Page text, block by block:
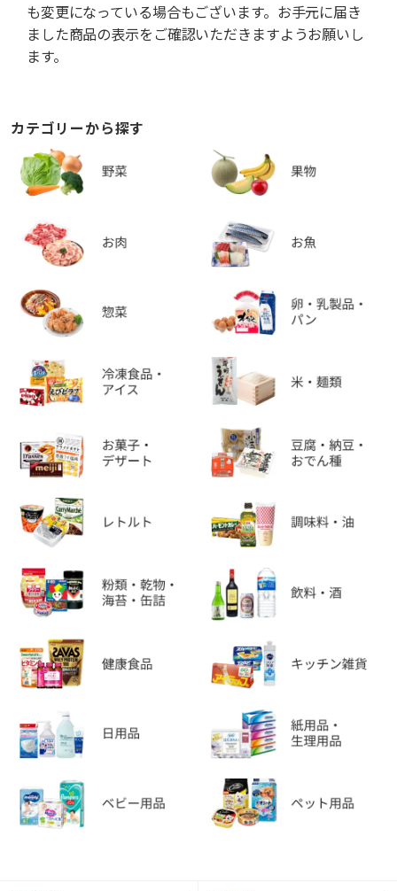
も変更になっている場合もございます。お手元に届き
ました商品の表示をご確認いただきますようお願いし
ます。
カテゴリーから探す